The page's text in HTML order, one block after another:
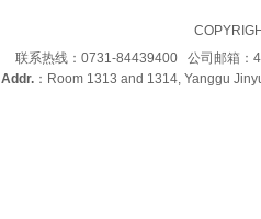
联系热线：0731-84439400 公司邮箱
Addr.：Room 1313 and 1314, Yanggu